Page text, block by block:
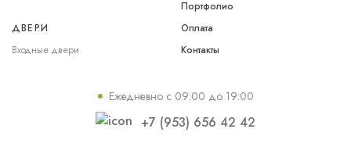
ДВЕРИ
Входные двери
Портфолио
Оплата
Контакты
Ежедневно с 09:00 до 19:00
+7 (953) 656 42 42